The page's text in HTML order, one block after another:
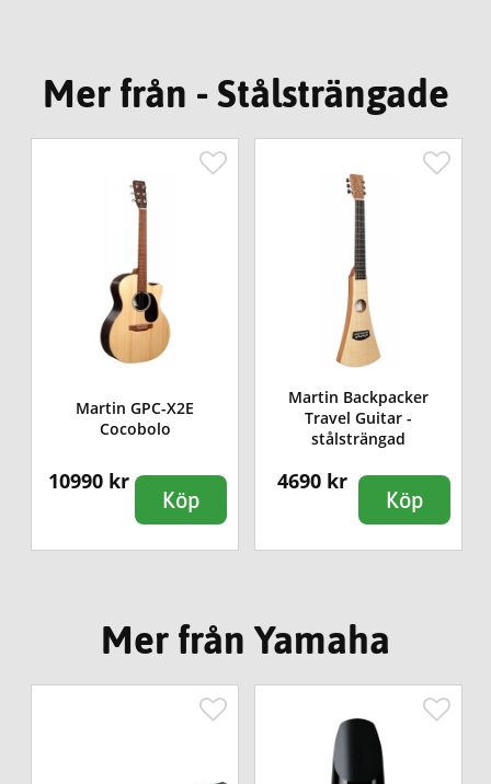
Mer från - Stålsträngade
Martin GPC-X2E
Cocobolo
10990 kr
Köp
Martin Backpacker
Travel Guitar -
stålsträngad
4690 kr
Köp
Mer från Yamaha